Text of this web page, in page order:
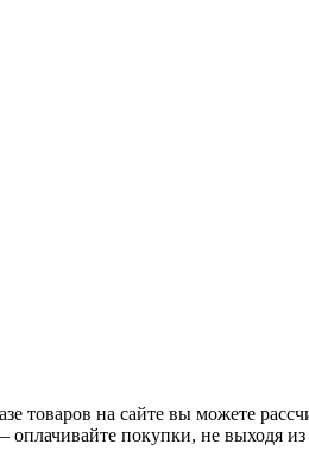
на сайте вы можете
покупки, не выходя